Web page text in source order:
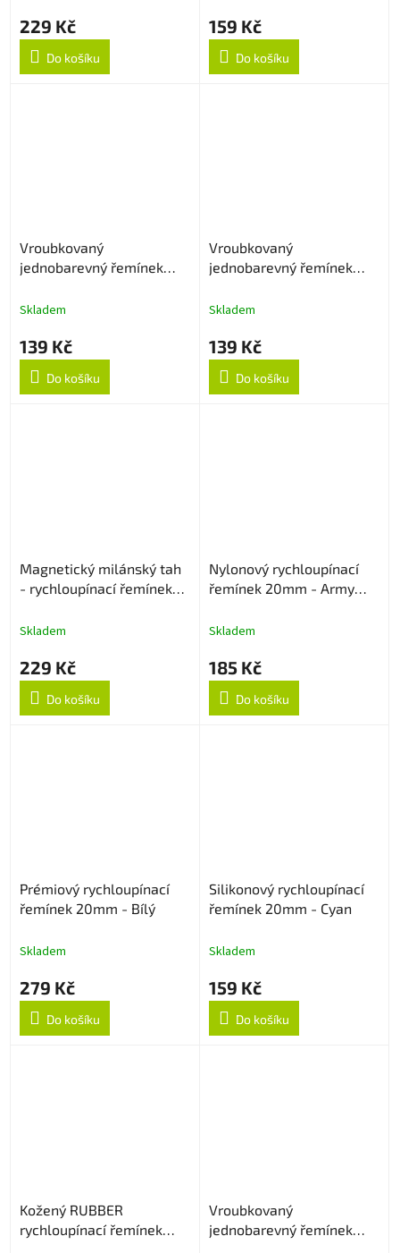
229 Kč
Do košíku
159 Kč
Do košíku
Vroubkovaný
jednobarevný řemínek
Skladem
139 Kč
Do košíku
Vroubkovaný
jednobarevný řemínek
Skladem
139 Kč
Do košíku
Magnetický milánský tah
- rychloupínací řemínek
Skladem
229 Kč
Do košíku
Nylonový rychloupínací
řemínek 20mm - Army
Skladem
185 Kč
Do košíku
Prémiový rychloupínací
řemínek 20mm - Bílý
Skladem
279 Kč
Do košíku
Silikonový rychloupínací
řemínek 20mm - Cyan
Skladem
159 Kč
Do košíku
Kožený RUBBER
rychloupínací řemínek
Vroubkovaný
jednobarevný řemínek